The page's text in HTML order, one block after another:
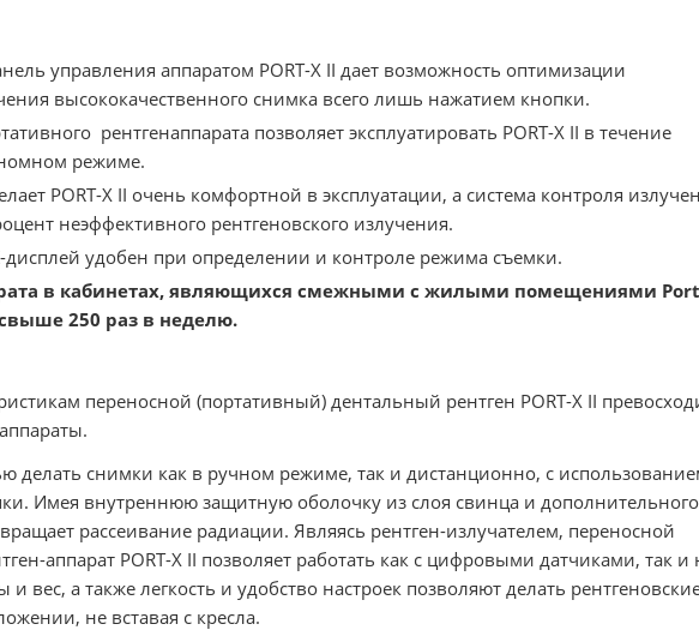
управления аппаратом PORT-X II дает возможность оптимизации
высококачественного снимка всего лишь нажатием кнопки.
рентгенаппарата позволяет эксплуатировать PORT-X II в течение
режиме.
PORT-X II очень комфортной в эксплуатации, а система контроля
неэффективного рентгеновского излучения.
удобен при определении и контроле режима съемки.
в кабинетах, являющихся смежными с жилыми помещениями
250 раз в неделю.
переносной (портативный) дентальный рентген PORT-X II
делать снимки как в ручном режиме, так и дистанционно, с
Имея внутреннюю защитную оболочку из слоя свинца и дополнительного
рассеивание радиации. Являясь рентген-излучателем, переносной
аппарат PORT-X II позволяет работать как с цифровыми датчиками, так и
вес, а также легкость и удобство настроек позволяют делать
не вставая с кресла.